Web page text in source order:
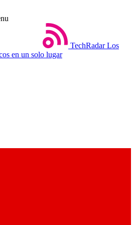
TechRadar Los
en un solo lugar